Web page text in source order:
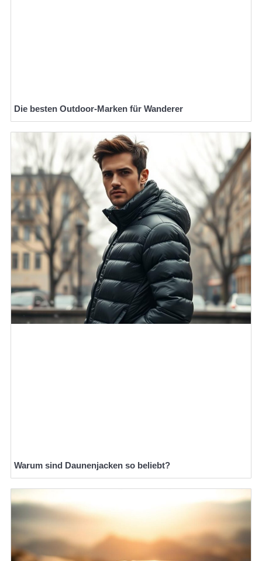
Die besten Outdoor-Marken für Wanderer
Warum sind Daunenjacken so beliebt?